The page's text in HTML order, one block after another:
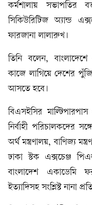
কর্মশালায় সভাপতির
সিকিউরিটিজ অ্যান্ড
ফারজানা লালারুখ।
তিনি বলেন,
কাজে লাগিয়ে দেশের
আসতে হবে।
বিএসইসির
নির্বাহী পরিচালকদের
অর্থ মন্ত্রণালয়, বাণিজ্য
ঢাকা স্টক এক্সচেঞ্জ
বাংলাদেশ একাডেমি
ইত্যাদিসহ সংশ্লিষ্ট নানা